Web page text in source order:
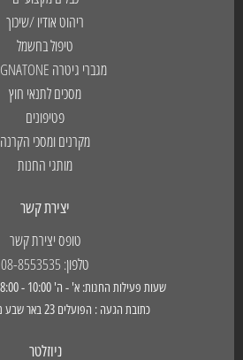
ריהוט אודיו /שיכוך
טיפול בחשמל
מגברי גיטרה MAGNATONE
מסכים לתנאי חוץ
פטיפונים
מקרנים ומסכי הקרנה
מותגי החנות
יצירת קשר
טופס יצירת קשר
טלפון: 08-8553535
שעות פעילות החנות: א' - ה' 10:00 - 18:00 , ו- 10:00- 13:00
כתובת הגעה : הפועלים 23 באר שבע מיקוד 8487223
ניוזלטר